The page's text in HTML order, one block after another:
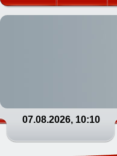
07.08.2026, 10:10